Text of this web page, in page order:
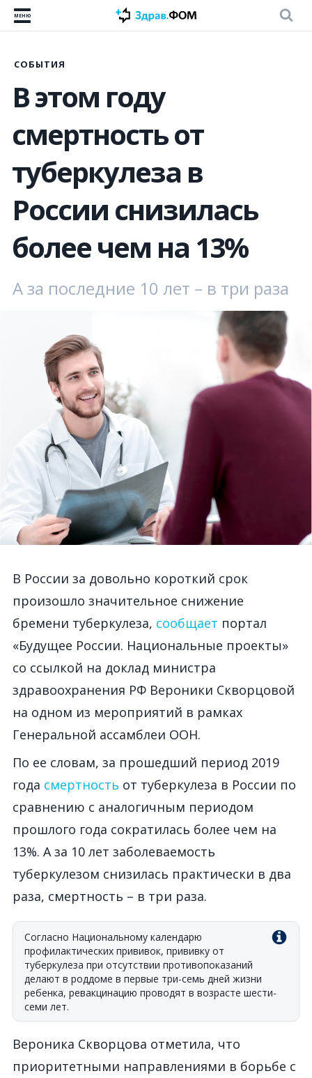
МЕНЮ
СОБЫТИЯ
В этом году
смертность от
туберкулеза в
России снизилась
более чем на 13%
А за последние 10 лет – в три раза
В России за довольно короткий срок
произошло значительное снижение
бремени туберкулеза, сообщает портал
«Будущее России. Национальные проекты»
со ссылкой на доклад министра
здравоохранения РФ Вероники Скворцовой
на одном из мероприятий в рамках
Генеральной ассамблеи ООН.
По ее словам, за прошедший период 2019
года смертность от туберкулеза в России по
сравнению с аналогичным периодом
прошлого года сократилась более чем на
13%. А за 10 лет заболеваемость
туберкулезом снизилась практически в два
раза, смертность – в три раза.
Согласно Национальному календарю
профилактических прививок, прививку от
туберкулеза при отсутствии противопоказаний
делают в роддоме в первые три-семь дней жизни
ребенка, ревакцинацию проводят в возрасте шести-
семи лет.
Вероника Скворцова отметила, что
приоритетными направлениями в борьбе с